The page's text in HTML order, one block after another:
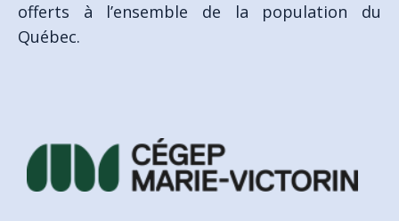
offerts à l’ensemble de la population du
Québec.